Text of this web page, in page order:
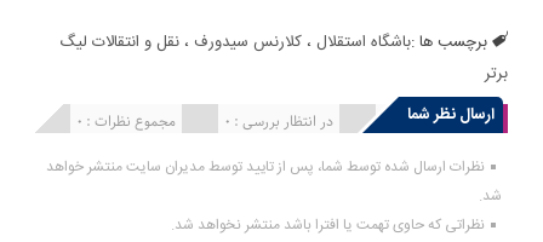
برچسب ها :باشگاه استقلال ،کلارنس سیدورف ،نقل و انتقالات لیگ
برتر
ارسال نظر شما
مجموع نظرات : 0 در انتظار بررسی : 0 انتشار یافته : 0
نظرات ارسال شده توسط شما، پس از تایید توسط مدیران سایت منتشر خواهد
شد.
نظراتی که حاوی تهمت یا افترا باشد منتشر نخواهد شد.